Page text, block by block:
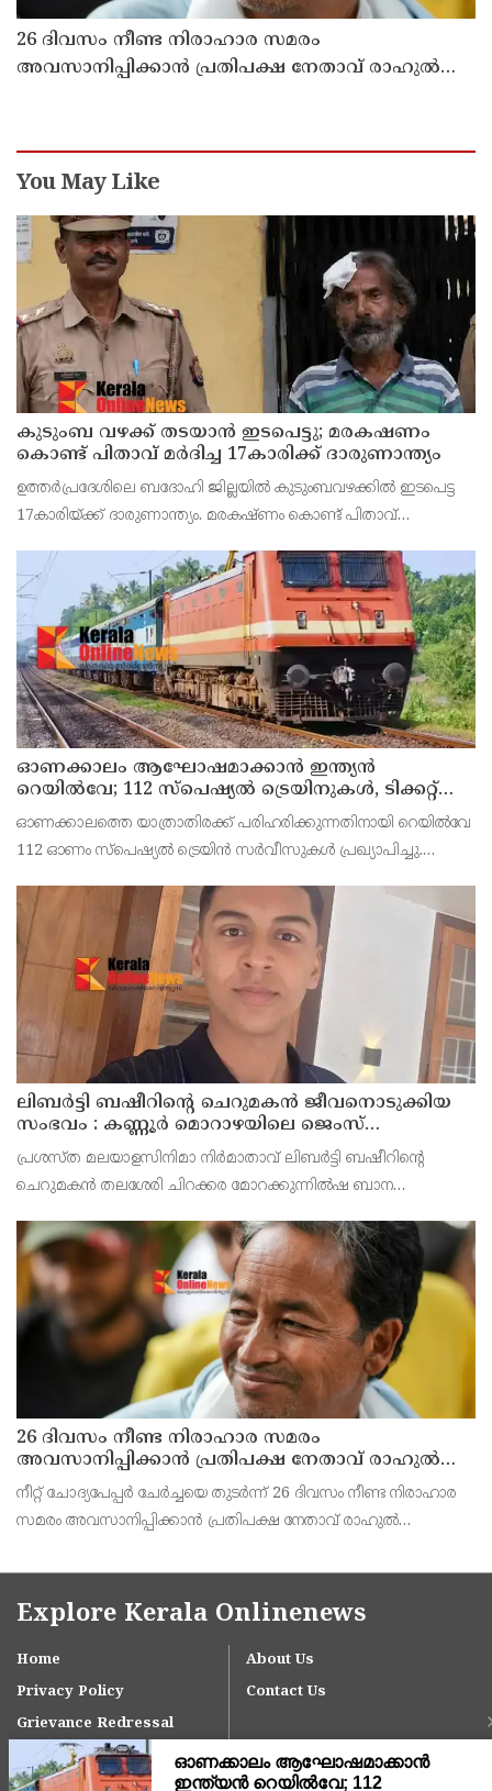
26 ദിവസം നീണ്ട നിരാഹാര സമരം
അവസാനിപ്പിക്കാൻ പ്രതിപക്ഷ നേതാവ് രാഹുൽ
You May Like
കുടുംബ വഴക്ക് തടയാന്‍ ഇടപെട്ടു; മരകഷണം
കൊണ്ട് പിതാവ് മർദിച്ച 17കാരിക്ക് ദാരുണാന്ത്യം
ഉത്തര്‍പ്രദേശിലെ ബദോഹി ജില്ലയില്‍ കുടുംബവഴക്കില്‍ ഇടപെട്ട
17കാരിയ്ക്ക് ദാരുണാന്ത്യം. മരകഷ്ണം കൊണ്ട് പിതാവ്
പിതാവ് രാജേഷ് യാദവിനെ പൊലീസ് അറസ്റ്റ് ചെയ്തു.
ഓണക്കാലം ആഘോഷമാക്കാൻ ഇന്ത്യൻ
റെയിൽവേ; 112 സ്പെഷ്യൽ ട്രെയിനുകൾ, ടിക്കറ്റ്
ബുക്കിംഗുകൾ ഉടൻ ആരംഭിക്കും
ഓണക്കാലത്തെ യാത്രാതിരക്ക് പരിഹരിക്കുന്നതിനായി റെയിൽവേ
112 ഓണം സ്പെഷ്യൽ ട്രെയിൻ സർവീസുകൾ പ്രഖ്യാപിച്ചു.
ട്രെയിനുകൾ ഓടുക. മറുനാടൻ മലയാളികൾക്കും വിദ്യാ
ലിബർട്ടി ബഷീറിന്റെ ചെറുമകൻ ജീവനൊടുക്കിയ
സംഭവം : കണ്ണൂർ മൊറാഴയിലെ ജെംസ്
ഇൻ്റർനാഷനൽ സ്കൂളിലെ പ്രധാന
അധ്യാപികക്കെതിരെ പരാതിയുമായിബന്ധുക്കൾ
പ്രശസ്ത മലയാളസിനിമാ നിർമാതാവ് ലിബർട്ടി ബഷീറിന്റെ
ചെറുമകൻ തലശേരി ചിറക്കര മോറക്കുന്നിൽഷ ബാന
ജീവനൊടുക്കിയസംഭവത്തിൽ കണ്ണൂർ മോറാഴയിലെ ജെംസ്
ഇൻ്റർനാഷനൽ സ്കൂൾ പ്രധാന അധ്
26 ദിവസം നീണ്ട നിരാഹാര സമരം
അവസാനിപ്പിക്കാൻ പ്രതിപക്ഷ നേതാവ് രാഹുൽ
ഗാന്ധിയുടെ സഹായം തേടിയിരുന്നു ; സോനം
വാങ്ചുക്
നീറ്റ് ചോദ്യപേപ്പർ ചേർച്ചയെ തുടർന്ന് 26 ദിവസം നീണ്ട നിരാഹാര
സമരം അവസാനിപ്പിക്കാൻ പ്രതിപക്ഷ നേതാവ് രാഹുൽ
ഇതിനായി തന്റെ ഭാര്യ ഗീതാഞ്ജലി അങ്മോ ശ്രമിച്ചിര
Explore Kerala Onlinenews
Home
About Us
Privacy Policy
Contact Us
Grievance Redressal